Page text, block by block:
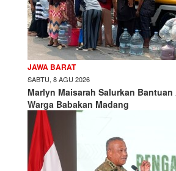
JAWA BARAT
SABTU, 8 AGU 2026
Marlyn Maisarah Salurkan
Warga Babakan Madang